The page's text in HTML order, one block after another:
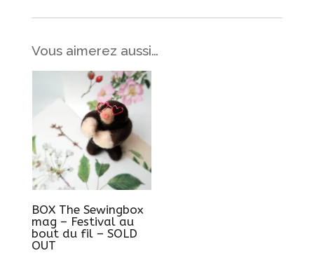
Vous aimerez aussi…
BOX The Sewingbox
mag – Festival au
bout du fil – SOLD
OUT